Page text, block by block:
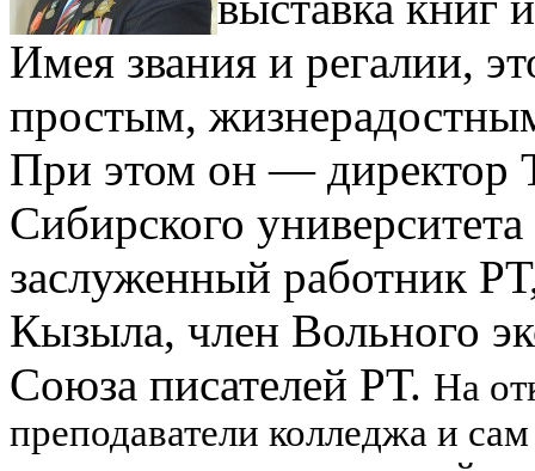
Имея звания и регалии,
простым,
При этом он — директор
Сибирского
заслуженный работник
Кызыла, член Вольного
Союза писателей РТ. На
преподаватели колледжа и